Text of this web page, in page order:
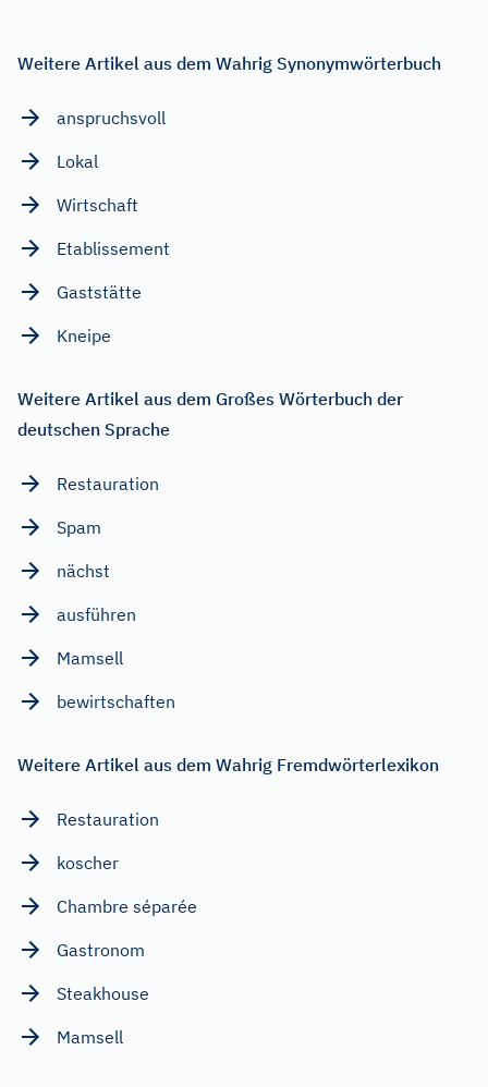
Weitere Artikel aus dem Wahrig Synonymwörterbuch
anspruchsvoll
Lokal
Wirtschaft
Etablissement
Gaststätte
Kneipe
Weitere Artikel aus dem Großes Wörterbuch der
deutschen Sprache
Restauration
Spam
nächst
ausführen
Mamsell
bewirtschaften
Weitere Artikel aus dem Wahrig Fremdwörterlexikon
Restauration
koscher
Chambre séparée
Gastronom
Steakhouse
Mamsell